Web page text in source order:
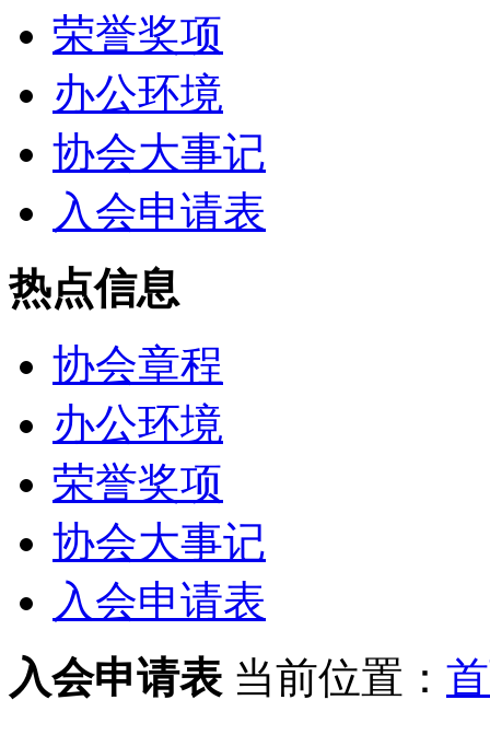
荣誉奖项
办公环境
协会大事记
入会申请表
热点信息
协会章程
办公环境
荣誉奖项
协会大事记
入会申请表
入会申请表 当前位置：